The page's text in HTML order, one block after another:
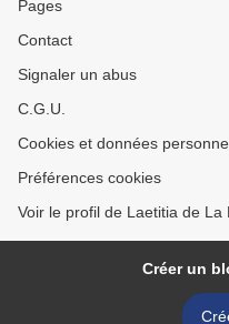
Pages
Contact
Signaler un abus
C.G.U.
Cookies et données
Préférences cookies
Voir le profil de Laetitia de La
Créer un